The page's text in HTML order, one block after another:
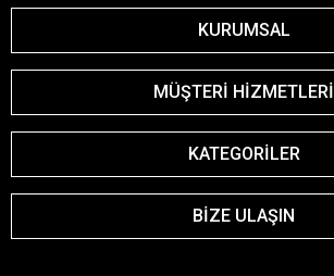
KURUMSAL
MÜŞTERİ HİZMETLERİ
KATEGORİLER
BİZE ULAŞIN